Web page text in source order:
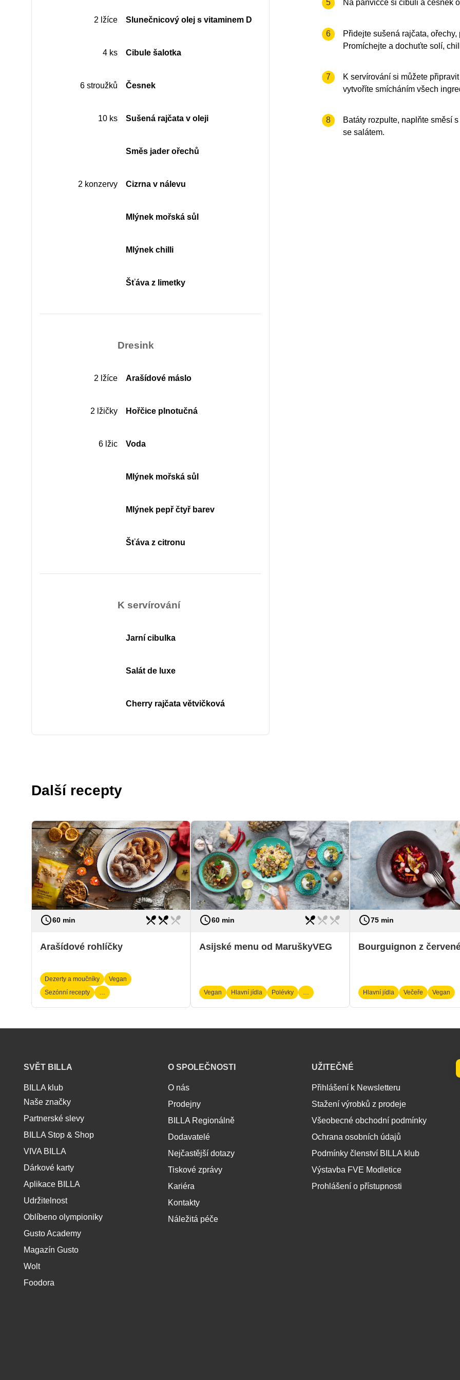
2 lžíce Slunečnicový olej s vitaminem D
4 ks Cibule šalotka
6 stroužků Česnek
10 ks Sušená rajčata v oleji
Směs jader ořechů
2 konzervy Cizrna v nálevu
Mlýnek mořská sůl
Mlýnek chilli
Šťáva z limetky
Dresink
2 lžíce Arašídové máslo
2 lžičky Hořčice plnotučná
6 lžic Voda
Mlýnek mořská sůl
Mlýnek pepř čtyř barev
Šťáva z citronu
K servírování
Jarní cibulka
Salát de luxe
Cherry rajčata větvičková
5 Na pánvičce si cibuli a česnek
6
Přidejte sušená rajčata,
Promíchejte a dochuťte solí,
7
K servírování si můžete
vytvoříte smícháním všech
8
Batáty rozpulte, naplňte směsí
se salátem.
Další recepty
access_time60 min
Náročnost střední
restaurant_menurestaurant_menu restaurant_menu
Arašídové rohlíčky
Dezerty a moučníky
Vegan
Sezónní recepty
…
access_time60 min
Náročnost lehká
restaurant_menu restaurant_menu restaurant_menu
Asijské menu od MaruškyVEG
Vegan Hlavní jídla Polévky …
access_time75 min
Náročnost
Bourguignon z
Hlavní jídla Večeře Vegan
SVĚT BILLA
BILLA klub
Naše značky
Partnerské slevy
BILLA Stop & Shop
VIVA BILLA
Dárkové karty
Aplikace BILLA
Udržitelnost
Oblíbeno olympioniky
Gusto Academy
Magazín Gusto
Wolt
Foodora
O SPOLEČNOSTI
O nás
Prodejny
BILLA Regionálně
Dodavatelé
Nejčastější dotazy
Tiskové zprávy
Kariéra
Kontakty
Náležitá péče
UŽITEČNÉ
Přihlášení k Newsletteru
Stažení výrobků z prodeje
Všeobecné obchodní podmínky
Ochrana osobních údajů
Podmínky členství BILLA klub
Výstavba FVE Modletice
Prohlášení o přístupnosti